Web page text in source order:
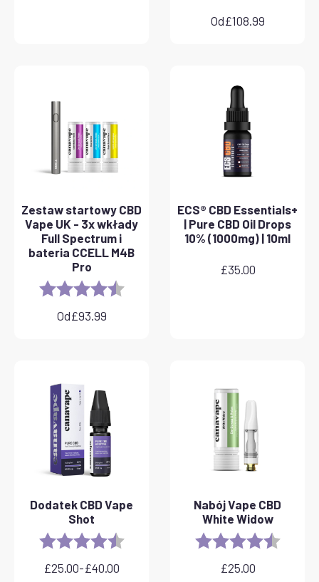
Od£108.99
Zestaw startowy CBD
Vape UK - 3x wkłady
Full Spectrum i
bateria CCELL M4B
Pro
Rating: 4.8 out of 5 stars
Od£93.99
ECS® CBD Essentials+
| Pure CBD Oil Drops
10% (1000mg) | 10ml
£35.00
Dodatek CBD Vape
Shot
Rating: 4.8 out of 5 stars
£25.00-£40.00
Zakres
Nabój Vape CBD
White Widow
Rating: 4.6 out
£25.00